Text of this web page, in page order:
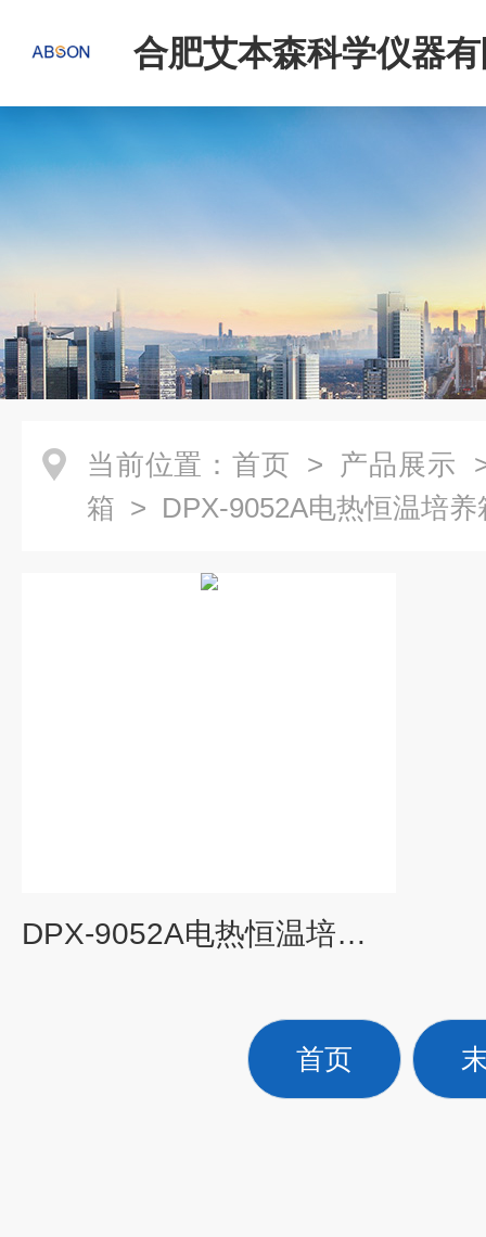
合肥艾本森科学仪器
当前位置： 首页 > 产品展示
箱 > DPX-9052A电热恒温培养
DPX-9052A电热恒温培养箱
首页